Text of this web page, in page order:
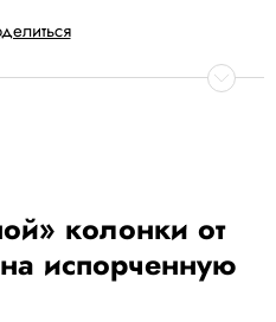
колонки от
испорченную